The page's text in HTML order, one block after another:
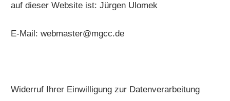
auf dieser Website ist: Jürgen Ulomek
E-Mail: webmaster@mgcc.de
Widerruf Ihrer Einwilligung zur Datenverarbeitung